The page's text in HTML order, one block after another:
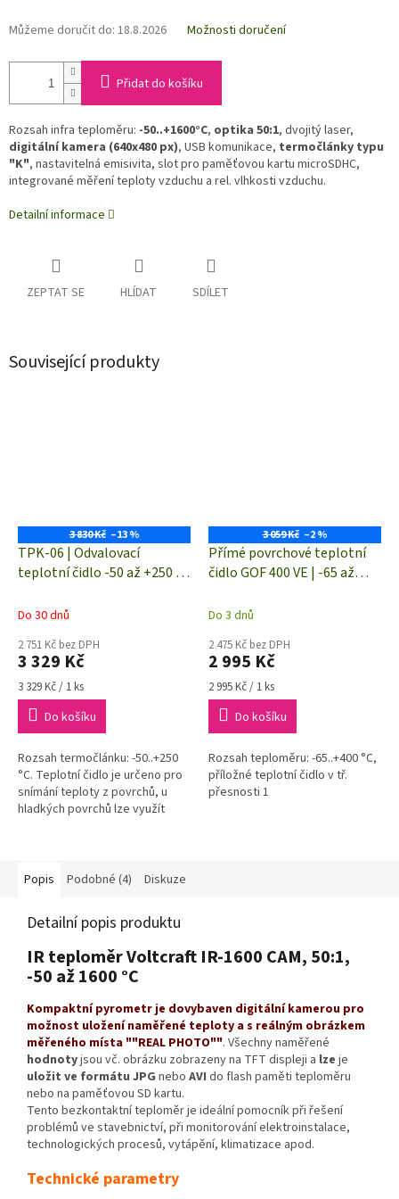
Můžeme doručit do: 18.8.2026 Možnosti doručení
Přidat do košíku
Rozsah infra teploměru: -50..+1600°C, optika 50:1, dvojitý laser,
digitální kamera (640x480 px), USB komunikace, termočlánky typu
"K", nastavitelná emisivita, slot pro paměťovou kartu microSDHC,
integrované měření teploty vzduchu a rel. vlhkosti vzduchu.
Detailní informace
ZEPTAT SE HLÍDAT SDÍLET
Související produkty
3 830 Kč –13 %
TPK-06 | Odvalovací
teplotní čidlo -50 až +250 °C
Do 30 dnů
2 751 Kč bez DPH
3 329 Kč
Měrná
cena:
3 329 Kč / 1 ks
Do košíku
Rozsah termočlánku: -50..+250
°C. Teplotní čidlo je určeno pro
snímání teploty z povrchů, u
hladkých povrchů lze využít
3 059 Kč –2 %
Přímé povrchové teplotní
čidlo GOF 400 VE | -65 až
Do 3 dnů
2 475 Kč bez DPH
2 995 Kč
Měrná
cena:
2 995 Kč / 1 ks
Do košíku
Rozsah teploměru: -65..+400 °C,
příložné teplotní čidlo v tř.
přesnosti 1
Popis Podobné (4) Diskuze
Detailní popis produktu
IR teploměr Voltcraft IR-1600 CAM, 50:1,
-50 až 1600 °C
Kompaktní pyrometr je dovybaven digitální kamerou pro
možnost uložení naměřené teploty a s reálným obrázkem
měřeného místa ""REAL PHOTO"". Všechny naměřené
hodnotyjsou vč. obrázku zobrazeny na TFT displeji a lze je
uložit ve formátu JPG nebo AVI do flash paměti teploměru
nebo na paměťovou SD kartu.
Tento bezkontaktní teploměr je ideální pomocník při řešení
problémů ve stavebnictví, při monitorování elektroinstalace,
technologických procesů, vytápění, klimatizace apod.
Technické parametry